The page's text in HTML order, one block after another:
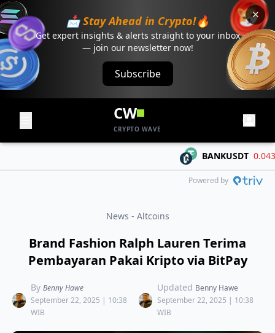
📩 Stay Ahead in Crypto!🔥
Get expert insights & alerts straight to your inbox
— join our newsletter now!
Subscribe
CW
CRYPTO WAVE
BANKUSDT 0.04321
Powered by
News - Altcoins
Brand Fashion Ralph Lauren Terima
Pembayaran Pakai Kripto via BitPay
By Benny Hawe
September 22, 2025 | 10:38
WIB
Updated Benny Hawe
September 22, 2025 | 10:38
WIB